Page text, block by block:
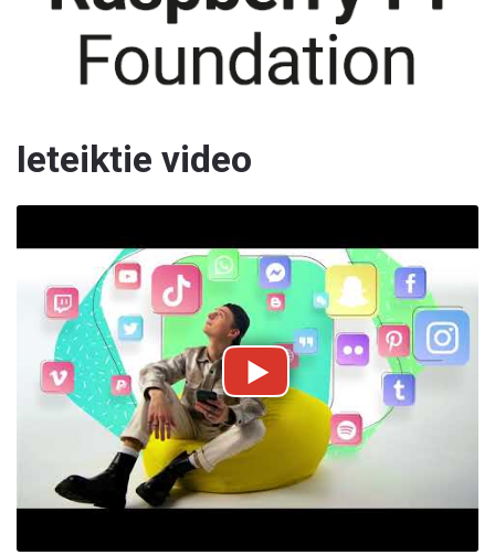
Ieteiktie video